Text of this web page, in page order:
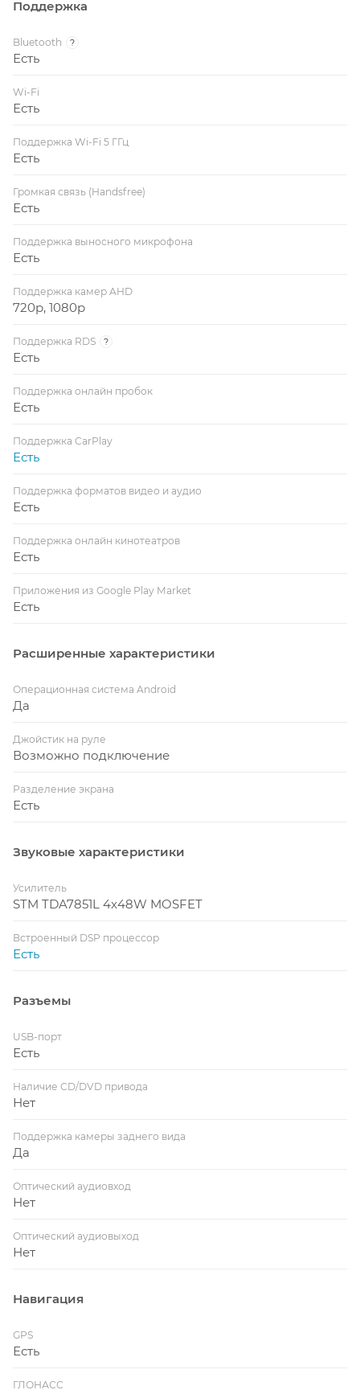
Поддержка
Bluetooth ?
Есть
Wi-Fi
Есть
Поддержка Wi-Fi 5 ГГц
Есть
Громкая связь (Handsfree)
Есть
Поддержка выносного микрофона
Есть
Поддержка камер AHD
720p, 1080p
Поддержка RDS ?
Есть
Поддержка онлайн пробок
Есть
Поддержка CarPlay
Есть
Поддержка форматов видео и аудио
Есть
Поддержка онлайн кинотеатров
Есть
Приложения из Google Play Market
Есть
Расширенные характеристики
Операционная система Android
Да
Джойстик на руле
Возможно подключение
Разделение экрана
Есть
Звуковые характеристики
Усилитель
STM TDA7851L 4x48W MOSFET
Встроенный DSP процессор
Есть
Разъемы
USB-порт
Есть
Наличие CD/DVD привода
Нет
Поддержка камеры заднего вида
Да
Оптический аудиовход
Нет
Оптический аудиовыход
Нет
Навигация
GPS
Есть
ГЛОНАСС